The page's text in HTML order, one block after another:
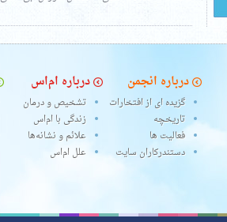
درباره انجمن
گزیده ای از افتخارات
تاریخچه
فعالیت ها
دستندرکاران سایت
درباره ام‌اس
تشخیص و درمان
زندگی با ام‌اس
علائم و نشانه‌ها
علل ام‌اس